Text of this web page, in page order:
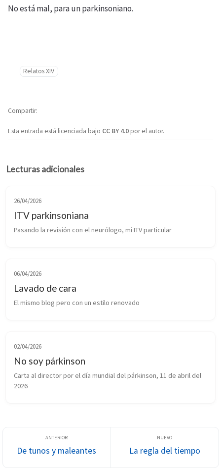
No está mal, para un parkinsoniano.
Relatos XIV
Esta entrada está licenciada bajo CC BY 4.0por el autor.
Compartir
Lecturas adicionales
26/04/2026
ITV parkinsoniana
Pasando la revisión con el neurólogo, mi ITV particular
06/04/2026
Lavado de cara
El mismo blog pero con un estilo renovado
02/04/2026
No soy párkinson
Carta al director por el día mundial del párkinson, 11 de abril del
2026
De tunos y maleantes La regla del tiempo